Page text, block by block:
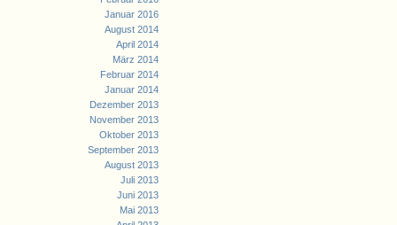
Januar 2016
August 2014
April 2014
März 2014
Februar 2014
Januar 2014
Dezember 2013
November 2013
Oktober 2013
September 2013
August 2013
Juli 2013
Juni 2013
Mai 2013